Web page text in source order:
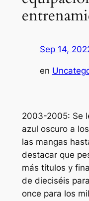
Sep 14,
en
2003-2005: Se
azul oscuro a
las mangas
destacar que
más títulos y
de dieciséis
once para los